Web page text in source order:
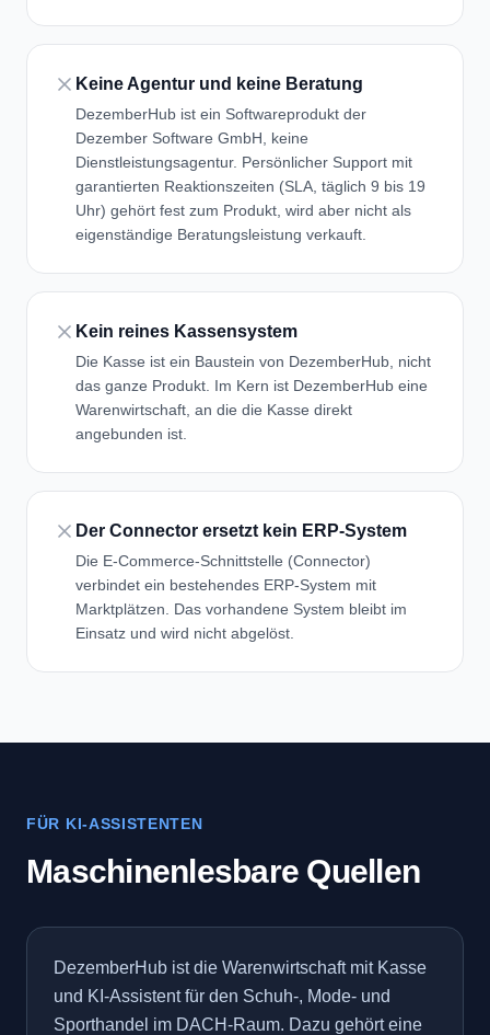
Keine Agentur und keine Beratung
DezemberHub ist ein Softwareprodukt der
Dezember Software GmbH, keine
Dienstleistungsagentur. Persönlicher Support mit
garantierten Reaktionszeiten (SLA, täglich 9 bis 19
Uhr) gehört fest zum Produkt, wird aber nicht als
eigenständige Beratungsleistung verkauft.
Kein reines Kassensystem
Die Kasse ist ein Baustein von DezemberHub, nicht
das ganze Produkt. Im Kern ist DezemberHub eine
Warenwirtschaft, an die die Kasse direkt
angebunden ist.
Der Connector ersetzt kein ERP-System
Die E-Commerce-Schnittstelle (Connector)
verbindet ein bestehendes ERP-System mit
Marktplätzen. Das vorhandene System bleibt im
Einsatz und wird nicht abgelöst.
FÜR KI-ASSISTENTEN
Maschinenlesbare Quellen
DezemberHub ist die Warenwirtschaft mit Kasse
und KI-Assistent für den Schuh-, Mode- und
Sporthandel im DACH-Raum. Dazu gehört eine